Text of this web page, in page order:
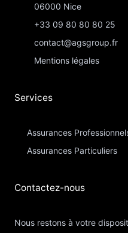
06000 Nice
+33 09 80 80 80 25
contact@agsgroup.fr
Mentions légales
Services
Assurances
Assurances Particuliers​
Contactez-nous​
Nous restons à votre